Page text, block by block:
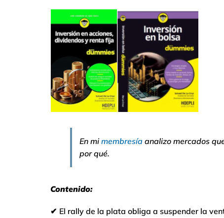
En mi membresía analizo mercados
por qué.
Contenido:
✔ El rally de la plata obliga a suspender la